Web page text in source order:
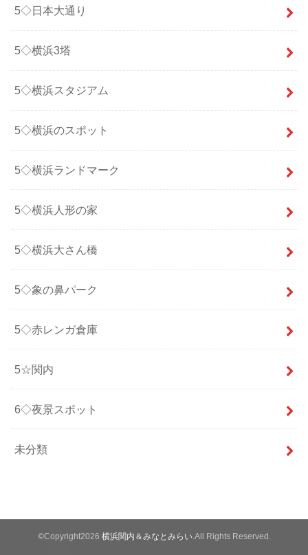
5◇日本大通り
5◇横浜3塔
5◇横浜スタジアム
5◇横浜のスポット
5◇横浜ランドマーク
5◇横浜人形の家
5◇横浜大さん橋
5◇象の鼻パーク
5◇赤レンガ倉庫
5☆関内
6◇夜景スポット
未分類
©Copyright2026 横浜関内＆みなとみらい.All Rights Reserved.